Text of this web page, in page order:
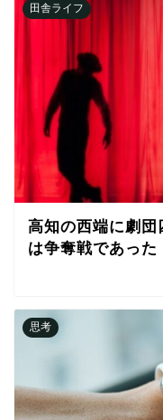
田舎ライフ
高知の西端に劇
は争奪戦であった
思考